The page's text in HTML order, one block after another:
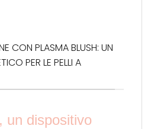
CON PLASMA BLUSH: UN
PER LE PELLI A
un dispositivo